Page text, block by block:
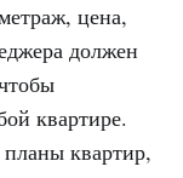
цена,
должен
квартире.
квартир,